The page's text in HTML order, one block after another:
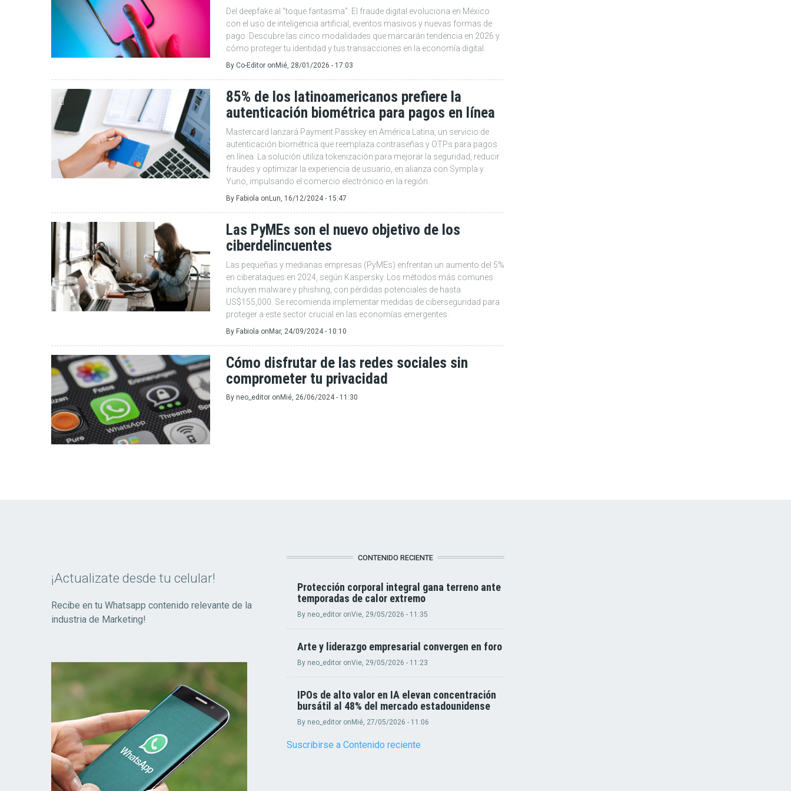
Del deepfake al “toque fantasma”: El fraude digital evoluciona en México
con el uso de inteligencia artificial, eventos masivos y nuevas formas de
pago. Descubre las cinco modalidades que marcarán tendencia en 2026 y
cómo proteger tu identidad y tus transacciones en la economía digital.
By Co-Editor on Mié, 28/01/2026 - 17:03
85% de los latinoamericanos prefiere la
autenticación biométrica para pagos en línea
Mastercard lanzará Payment Passkey en América Latina, un servicio de
autenticación biométrica que reemplaza contraseñas y OTPs para pagos
en línea. La solución utiliza tokenización para mejorar la seguridad, reducir
fraudes y optimizar la experiencia de usuario, en alianza con Sympla y
Yuno, impulsando el comercio electrónico en la región.
By Fabiola on Lun, 16/12/2024 - 15:47
Las PyMEs son el nuevo objetivo de los
ciberdelincuentes
Las pequeñas y medianas empresas (PyMEs) enfrentan un aumento del 5%
en ciberataques en 2024, según Kaspersky. Los métodos más comunes
incluyen malware y phishing, con pérdidas potenciales de hasta
US$155,000. Se recomienda implementar medidas de ciberseguridad para
proteger a este sector crucial en las economías emergentes.
By Fabiola on Mar, 24/09/2024 - 10:10
Cómo disfrutar de las redes sociales sin
comprometer tu privacidad
By neo_editor on Mié, 26/06/2024 - 11:30
¡Actualizate desde tu celular!
Recibe en tu Whatsapp contenido relevante de la
industria de Marketing!
CONTENIDO RECIENTE
Protección corporal integral gana terreno ante
temporadas de calor extremo
By neo_editoronVie, 29/05/2026 - 11:35
Arte y liderazgo empresarial convergen en foro
By neo_editoronVie, 29/05/2026 - 11:23
IPOs de alto valor en IA elevan concentración
bursátil al 48% del mercado estadounidense
By neo_editoronMié, 27/05/2026 - 11:06
Suscribirse a Contenido reciente